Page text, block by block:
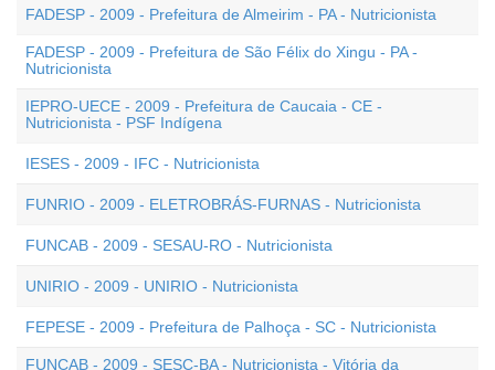
FADESP - 2009 - Prefeitura de Almeirim - PA - Nutricionista
FADESP - 2009 - Prefeitura de São Félix do Xingu - PA -
Nutricionista
IEPRO-UECE - 2009 - Prefeitura de Caucaia - CE -
Nutricionista - PSF Indígena
IESES - 2009 - IFC - Nutricionista
FUNRIO - 2009 - ELETROBRÁS-FURNAS - Nutricionista
FUNCAB - 2009 - SESAU-RO - Nutricionista
UNIRIO - 2009 - UNIRIO - Nutricionista
FEPESE - 2009 - Prefeitura de Palhoça - SC - Nutricionista
FUNCAB - 2009 - SESC-BA - Nutricionista - Vitória da